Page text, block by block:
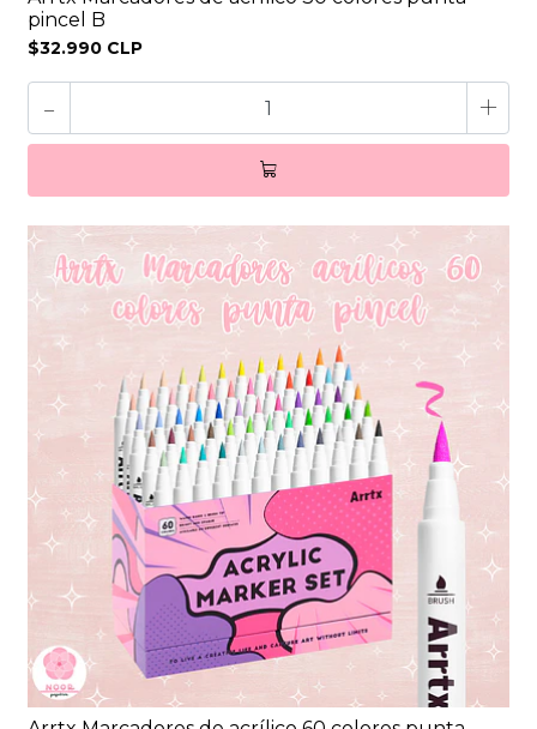
pincel B
$32.990 CLP
- +